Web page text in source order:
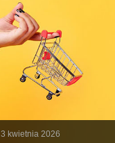
3 kwietnia 2026